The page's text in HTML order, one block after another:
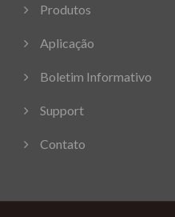
Produtos
Aplicação
Boletim Informativo
Support
Contato